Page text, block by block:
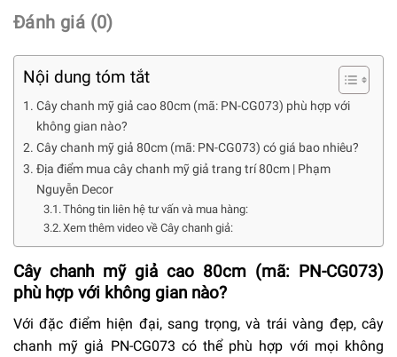
Đánh giá (0)
Nội dung tóm tắt
Cây chanh mỹ giả cao 80cm (mã: PN-CG073) phù hợp với
không gian nào?
Cây chanh mỹ giả 80cm (mã: PN-CG073) có giá bao nhiêu?
Địa điểm mua cây chanh mỹ giả trang trí 80cm | Phạm
Nguyễn Decor
Thông tin liên hệ tư vấn và mua hàng:
Xem thêm video về Cây chanh giả:
Cây chanh mỹ giả cao 80cm (mã: PN-CG073)
phù hợp với không gian nào?
Với đặc điểm hiện đại, sang trọng, và trái vàng đẹp, cây
chanh mỹ giả PN-CG073 có thể phù hợp với mọi không